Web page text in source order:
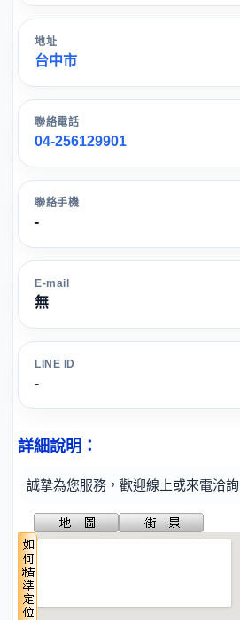
地址
台中市
聯絡電話
04-256129901
聯絡手機
-
E-mail
無
LINE ID
-
詳細說明：
誠摯為您服務，歡迎線上或來電洽詢